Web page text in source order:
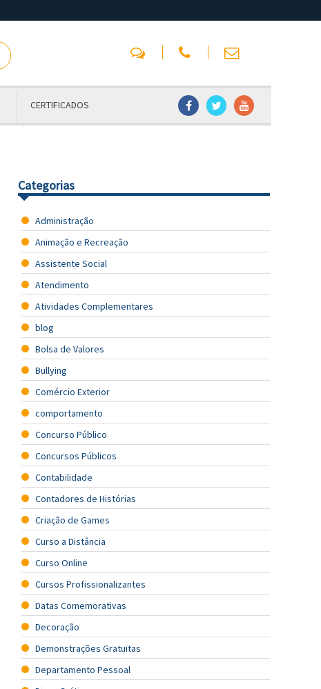
CERTIFICADOS
Categorias
Administração
Animação e Recreação
Assistente Social
Atendimento
Atividades Complementares
blog
Bolsa de Valores
Bullying
Comércio Exterior
comportamento
Concurso Público
Concursos Públicos
Contabilidade
Contadores de Histórias
Criação de Games
Curso a Distância
Curso Online
Cursos Profissionalizantes
Datas Comemorativas
Decoração
Demonstrações Gratuitas
Departamento Pessoal